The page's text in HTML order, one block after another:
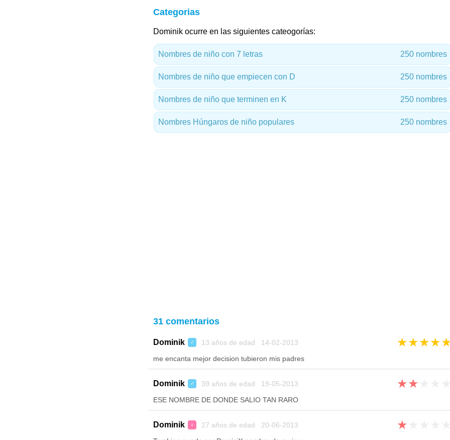
Categorias
Dominik ocurre en las siguientes cateogorías:
Nombres de niño con 7 letras 250 nombres
Nombres de niño que empiecen con D 250 nombres
Nombres de niño que terminen en K 250 nombres
Nombres Húngaros de niño populares 250 nombres
31 comentarios
Dominik ♂ 13 años de edad 14-02-2013 ★★★★
me encanta mejor decision tubieron mis padres
Dominik ♂ 39 años de edad 19-05-2013 ★★
ESE NOMBRE DE DONDE SALIO TAN RARO
Dominik ♀ 27 años de edad 20-06-2013 ★